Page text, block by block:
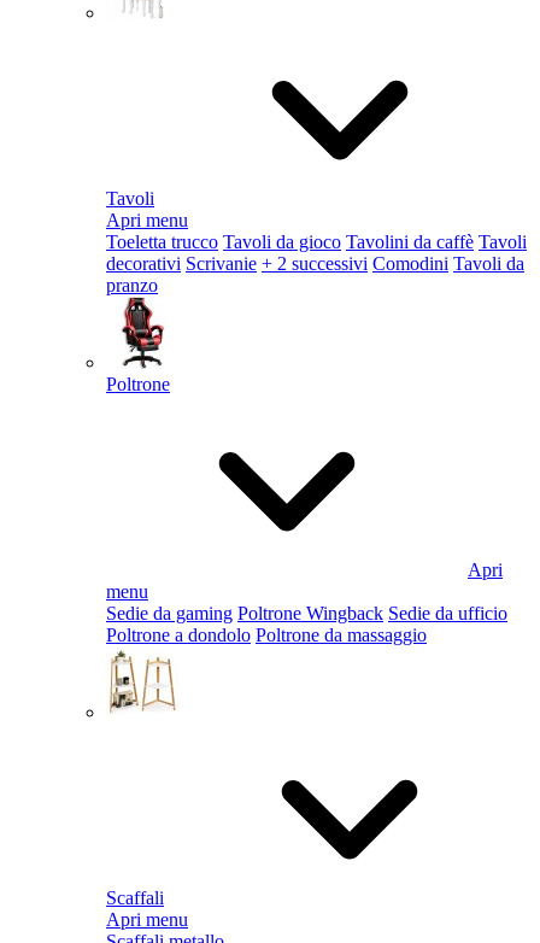
Tavoli
Apri menu
Toeletta trucco Tavoli da gioco Tavolini da caffè Tavoli
decorativi Scrivanie + 2 successivi Comodini Tavoli da
pranzo
Poltrone
Apri
menu
Sedie da gaming Poltrone Wingback Sedie da ufficio
Poltrone a dondolo Poltrone da massaggio
Scaffali
Apri menu